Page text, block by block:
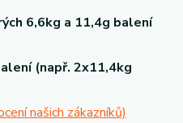
6,6kg a 11,4g balení
(např. 2x11,4kg
našich zákazníků)